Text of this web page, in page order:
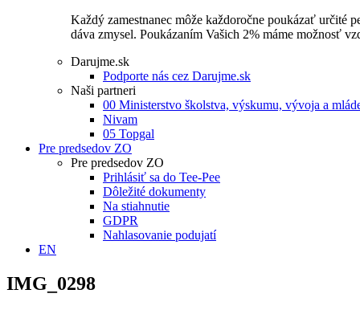
Každý zamestnanec môže každoročne poukázať určité
dáva zmysel. Poukázaním Vašich 2% máme možnosť
Darujme.sk
Podporte nás cez Darujme.sk
Naši partneri
00 Ministerstvo školstva, výskumu, vývoja a
Nivam
05 Topgal
Pre predsedov ZO
Pre predsedov ZO
Prihlásiť sa do Tee-Pee
Dôležité dokumenty
Na stiahnutie
GDPR
Nahlasovanie podujatí
EN
IMG_0298